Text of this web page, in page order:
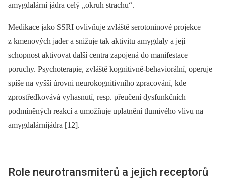
amygdalární jádra celý „okruh strachu“.
Medikace jako SSRI ovlivňuje zvláště serotoninové projekce
z kmenových jader a snižuje tak aktivitu amygdaly a její
schopnost aktivovat další centra zapojená do manifestace
poruchy. Psychoterapie, zvláště kognitivně‑behaviorální, operuje
spíše na vyšší úrovni neurokognitivního zpracování, kde
zprostředkovává vyhasnutí, resp. přeučení dysfunk­čních
podmíněných reakcí a umožňuje uplatnění tlumivého vlivu na
amygdalárníjádra [12].
Role neurotransmiterů a jejich receptorů